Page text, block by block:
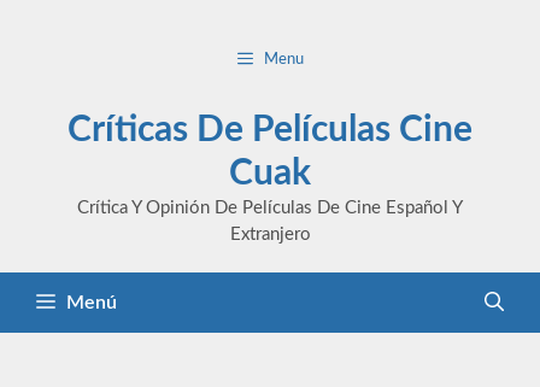
Menu
Críticas De Películas Cine
Cuak
Crítica Y Opinión De Películas De Cine Español Y
Extranjero
Menú